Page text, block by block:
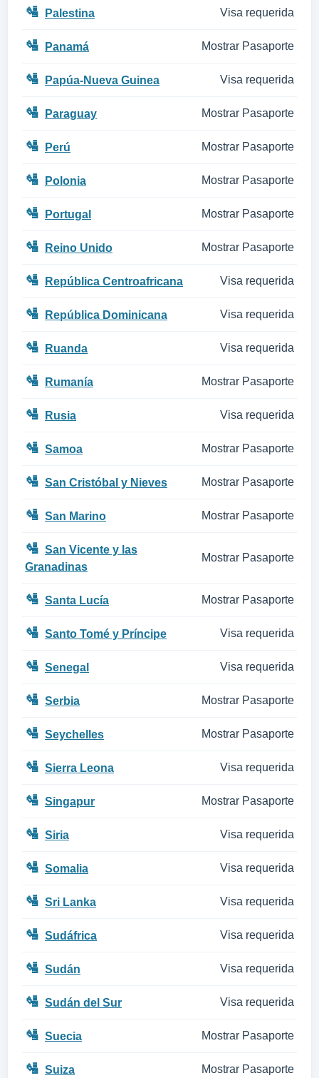
🛂 Palestina Visa requerida
🛂 Panamá Mostrar Pasaporte
🛂 Papúa-Nueva Guinea Visa requerida
🛂 Paraguay Mostrar Pasaporte
🛂 Perú Mostrar Pasaporte
🛂 Polonia Mostrar Pasaporte
🛂 Portugal Mostrar Pasaporte
🛂 Reino Unido Mostrar Pasaporte
🛂 República Centroafricana Visa requerida
🛂 República Dominicana Visa requerida
🛂 Ruanda Visa requerida
🛂 Rumanía Mostrar Pasaporte
🛂 Rusia Visa requerida
🛂 Samoa Mostrar Pasaporte
🛂 San Cristóbal y Nieves Mostrar Pasaporte
🛂 San Marino Mostrar Pasaporte
🛂 San Vicente y las
Granadinas
Mostrar Pasaporte
🛂 Santa Lucía Mostrar Pasaporte
🛂 Santo Tomé y Príncipe Visa requerida
🛂 Senegal Visa requerida
🛂 Serbia Mostrar Pasaporte
🛂 Seychelles Mostrar Pasaporte
🛂 Sierra Leona Visa requerida
🛂 Singapur Mostrar Pasaporte
🛂 Siria Visa requerida
🛂 Somalia Visa requerida
🛂 Sri Lanka Visa requerida
🛂 Sudáfrica Visa requerida
🛂 Sudán Visa requerida
🛂 Sudán del Sur Visa requerida
🛂 Suecia Mostrar Pasaporte
🛂 Suiza Mostrar Pasaporte